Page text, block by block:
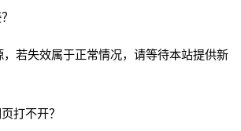
若失效属于正常情况，请等待本站提供新
打不开？